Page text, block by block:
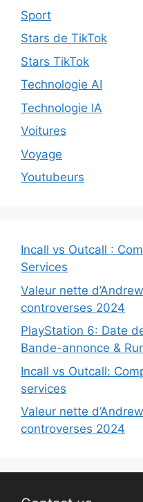
Sport
Stars de TikTok
Stars TikTok
Technologie AI
Technologie IA
Voitures
Voyage
Youtubeurs
Incall vs Outcall :
Services
Valeur nette
controverses 2024
PlayStation 6: Date
Bande-annonce &
Incall vs Outcall:
services
Valeur nette
controverses 2024